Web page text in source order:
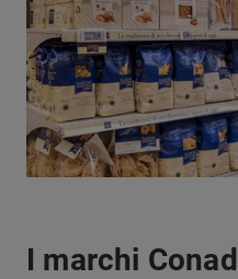
I marchi Conad